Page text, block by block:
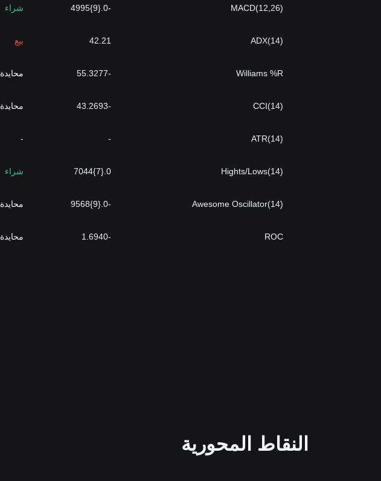
MACD(12,26)
-0.{9}4995 شراء
ADX(14)
42.21 بيع
Williams %R
-55.3277 محايدة
CCI(14)
-43.2693 محايدة
ATR(14)
-
-
Hights/Lows(14)
0.{7}7044 شراء
Awesome Oscillator(14)
-0.{9}9568 محايدة
ROC
-1.6940 محايدة
النقاط المحورية